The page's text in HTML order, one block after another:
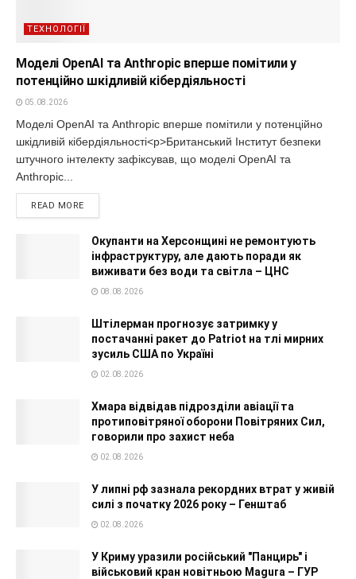
ТЕХНОЛОГІЇ
Моделі OpenAI та Anthropic вперше помітили у
потенційно шкідливій кібердіяльності
05.08.2026
Моделі OpenAI та Anthropic вперше помітили у потенційно
шкідливій кібердіяльності<p>Британський Інститут безпеки
штучного інтелекту зафіксував, що моделі OpenAI та
Anthropic...
READ MORE
Окупанти на Херсонщині не ремонтують
інфраструктуру, але дають поради як
виживати без води та світла – ЦНС
08.08.2026
Штілерман прогнозує затримку у
постачанні ракет до Patriot на тлі мирних
зусиль США по Україні
02.08.2026
Хмара відвідав підрозділи авіації та
протиповітряної оборони Повітряних Сил,
говорили про захист неба
02.08.2026
У липні рф зазнала рекордних втрат у живій
силі з початку 2026 року – Генштаб
02.08.2026
У Криму уразили російський "Панцирь" і
військовий кран новітньою Magura – ГУР